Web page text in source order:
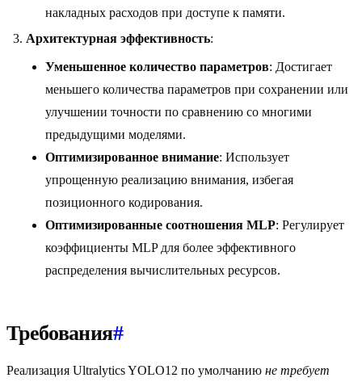
накладных расходов при доступе к памяти.
Архитектурная эффективность:
Уменьшенное количество параметров: Достигает
меньшего количества параметров при сохранении или
улучшении точности по сравнению со многими
предыдущими моделями.
Оптимизированное внимание: Использует
упрощенную реализацию внимания, избегая
позиционного кодирования.
Оптимизированные соотношения MLP: Регулирует
коэффициенты MLP для более эффективного
распределения вычислительных ресурсов.
Требования#
Реализация Ultralytics YOLO12 по умолчанию не требует